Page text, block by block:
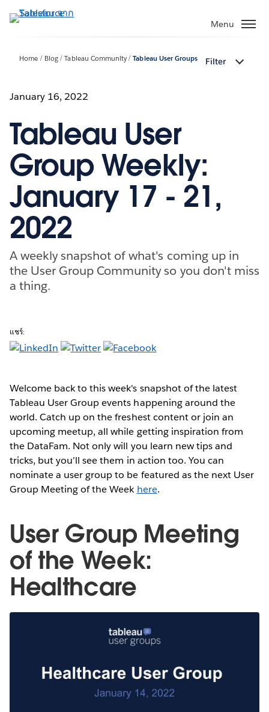
ไป
Menu
Home Blog Tableau Community Tableau User Groups Filter
January 16, 2022
Tableau User
Group Weekly:
January 17 - 21,
2022
A weekly snapshot of what's coming up in
the User Group Community so you don't miss
a thing.
แชร์:
Welcome back to this week's snapshot of the latest
Tableau User Group events happening around the
world. Catch up on the freshest content or join an
upcoming meetup, all while getting inspiration from
the DataFam. Not only will you learn new tips and
tricks, but you’ll see them in action too. You can
nominate a user group to be featured as the next User
Group Meeting of the Week here.
User Group Meeting
of the Week:
Healthcare